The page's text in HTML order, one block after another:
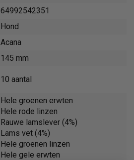
64992542351
Hond
Acana
145 mm
10 aantal
Hele groenen erwten
Hele rode linzen
Rauwe lamslever (4%)
Lams vet (4%)
Hele groenen linzen
Hele gele erwten